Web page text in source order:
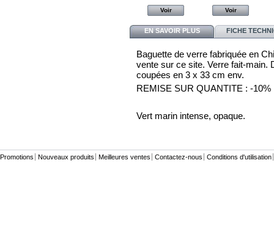
Voir Voir
EN SAVOIR PLUS FICHE
Baguette de verre fabriquée en
vente sur ce site. Verre fait-main.
coupées en 3 x 33 cm env.
REMISE SUR QUANTITE : -10%
Vert marin intense, opaque.
Promotions Nouveaux produits Meilleures ventes Contactez-nous Conditions d'utilisation